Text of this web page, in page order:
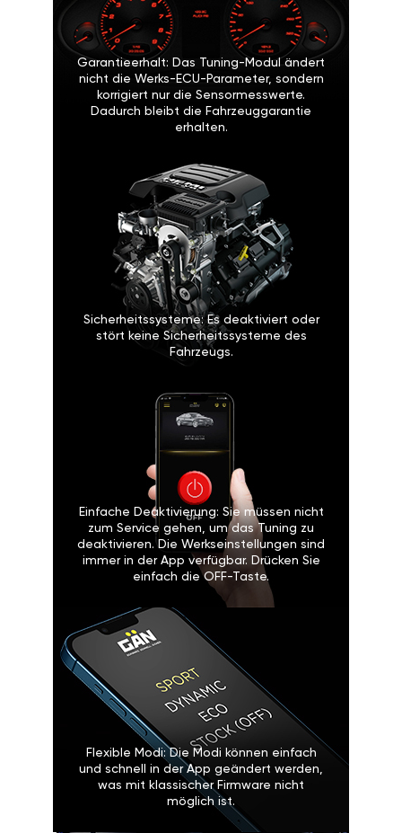
Garantieerhalt: Das Tuning-Modul ändert
nicht die Werks-ECU-Parameter, sondern
korrigiert nur die Sensormesswerte.
Dadurch bleibt die Fahrzeuggarantie
erhalten.
Sicherheitssysteme: Es deaktiviert oder
stört keine Sicherheitssysteme des
Fahrzeugs.
Einfache Deaktivierung: Sie müssen nicht
zum Service gehen, um das Tuning zu
deaktivieren. Die Werkseinstellungen sind
immer in der App verfügbar. Drücken Sie
einfach die OFF-Taste.
Flexible Modi: Die Modi können einfach
und schnell in der App geändert werden,
was mit klassischer Firmware nicht
möglich ist.